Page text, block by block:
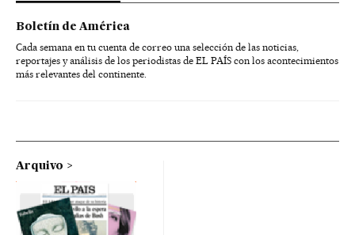
Boletín de América
Cada semana en tu cuenta de correo una selección de las noticias,
reportajes y análisis de los periodistas de EL PAÍS con los acontecimientos
más relevantes del continente.
Arquivo